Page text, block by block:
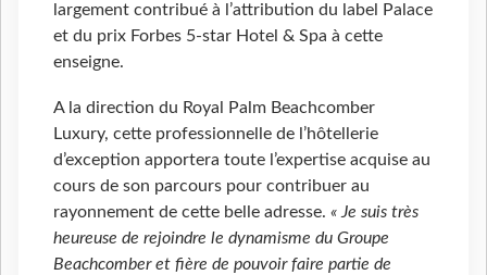
largement contribué à l’attribution du label Palace
et du prix Forbes 5-star Hotel & Spa à cette
enseigne.
A la direction du Royal Palm Beachcomber
Luxury, cette professionnelle de l’hôtellerie
d’exception apportera toute l’expertise acquise au
cours de son parcours pour contribuer au
rayonnement de cette belle adresse. « Je suis très
heureuse de rejoindre le dynamisme du Groupe
Beachcomber et fière de pouvoir faire partie de